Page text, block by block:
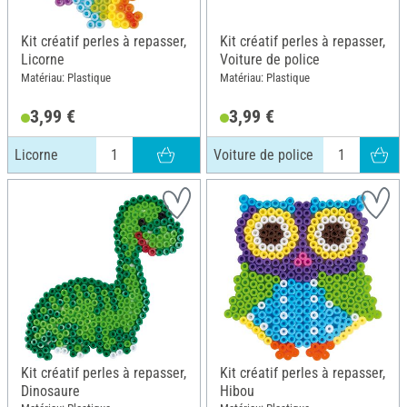
Kit créatif perles à repasser,
Licorne
Matériau: Plastique
3,99 €
Licorne
Kit créatif perles à repasser,
Voiture de police
Matériau: Plastique
3,99 €
Voiture de police
Kit créatif perles à repasser,
Dinosaure
Kit créatif perles à repasser,
Hibou